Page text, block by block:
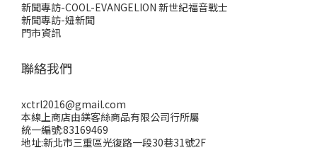
新聞專訪-COOL-EVANGELION 新世紀福音戰士
新聞專訪-妞新聞
門市資訊
聯絡我們
xctrl2016@gmail.com
本線上商店由鎂客絲商品有限公司行所屬
統一編號:83169469
地址:新北市三重區光復路一段30巷31號2F